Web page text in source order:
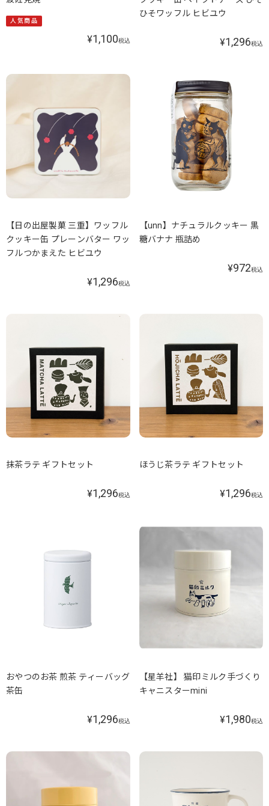
人気商品
¥1,100税込
ひそワッフル ヒビユウ
¥1,296税込
【日の出屋製菓 三重】ワッフル
クッキー缶 プレーンバター ワッ
フルつかまえた ヒビユウ
¥1,296税込
【unn】ナチュラルクッキー 黒
糖バナナ 瓶詰め
¥972税込
抹茶ラテ ギフトセット
¥1,296税込
ほうじ茶ラテ ギフトセット
¥1,296税込
おやつのお茶 煎茶 ティーバッグ
茶缶
¥1,296税込
【星羊社】 猫印ミルク手づくり
キャニスターmini
¥1,980税込